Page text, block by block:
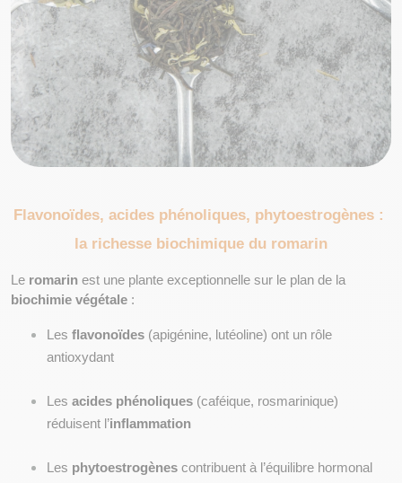
Flavonoïdes, acides phénoliques, phytoestrogènes :
la richesse biochimique du romarin
Le romarin
est une plante exceptionnelle sur le plan de la
biochimie végétale :
Les flavonoïdes (apigénine, lutéoline) ont un rôle
antioxydant
Les acides phénoliques (caféique, rosmarinique)
réduisent l’inflammation
Les phytoestrogènes contribuent à l’équilibre hormonal